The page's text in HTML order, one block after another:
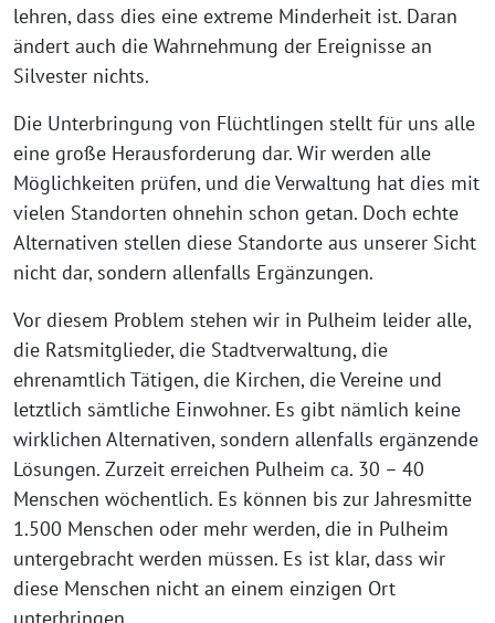
lehren, dass dies eine extreme Minderheit ist. Daran
ändert auch die Wahrnehmung der Ereignisse an
Silvester nichts.
Die Unterbringung von Flüchtlingen stellt für uns alle
eine große Herausforderung dar. Wir werden alle
Möglichkeiten prüfen, und die Verwaltung hat dies mit
vielen Standorten ohnehin schon getan. Doch echte
Alternativen stellen diese Standorte aus unserer Sicht
nicht dar, sondern allenfalls Ergänzungen.
Vor diesem Problem stehen wir in Pulheim leider alle,
die Ratsmitglieder, die Stadtverwaltung, die
ehrenamtlich Tätigen, die Kirchen, die Vereine und
letztlich sämtliche Einwohner. Es gibt nämlich keine
wirklichen Alternativen, sondern allenfalls ergänzende
Lösungen. Zurzeit erreichen Pulheim ca. 30 – 40
Menschen wöchentlich. Es können bis zur Jahresmitte
1.500 Menschen oder mehr werden, die in Pulheim
untergebracht werden müssen. Es ist klar, dass wir
diese Menschen nicht an einem einzigen Ort